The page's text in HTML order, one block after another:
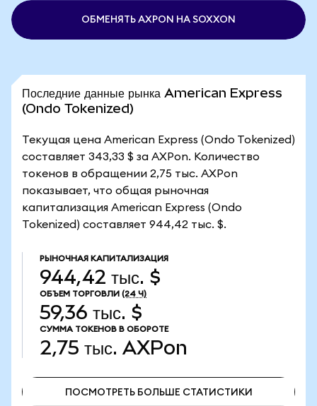
ОБМЕНЯТЬ AXPON НА SOXXON
Последние данные рынка American Express
(Ondo Tokenized)
Текущая цена American Express (Ondo Tokenized)
составляет 343,33 $ за AXPon. Количество
токенов в обращении 2,75 тыс. AXPon
показывает, что общая рыночная
капитализация American Express (Ondo
Tokenized) составляет 944,42 тыс. $.
РЫНОЧНАЯ КАПИТАЛИЗАЦИЯ
944,42 тыс. $
ОБЪЕМ ТОРГОВЛИ (24 Ч)
59,36 тыс. $
СУММА ТОКЕНОВ В ОБОРОТЕ
2,75 тыс. AXPon
ПОСМОТРЕТЬ БОЛЬШЕ СТАТИСТИКИ